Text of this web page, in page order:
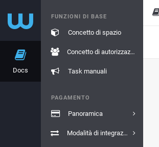
Docs
FUNZIONI DI BASE
Concetto di spazio
Concetto di autorizzazione
Task manuali
PAGAMENTO
Panoramica
Modalità di integrazione